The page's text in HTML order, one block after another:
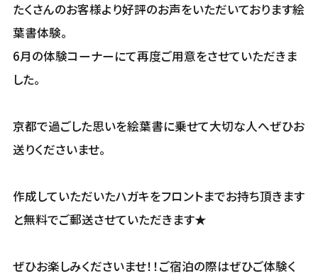
たくさんのお客様より好評のお声をいただいております絵
葉書体験。
6月の体験コーナーにて再度ご用意をさせていただきま
した。
京都で過ごした思いを絵葉書に乗せて大切な人へぜひお
送りくださいませ。
作成していただいたハガキをフロントまでお持ち頂きます
と無料でご郵送させていただきます★
ぜひお楽しみくださいませ！！ご宿泊の際はぜひご体験く